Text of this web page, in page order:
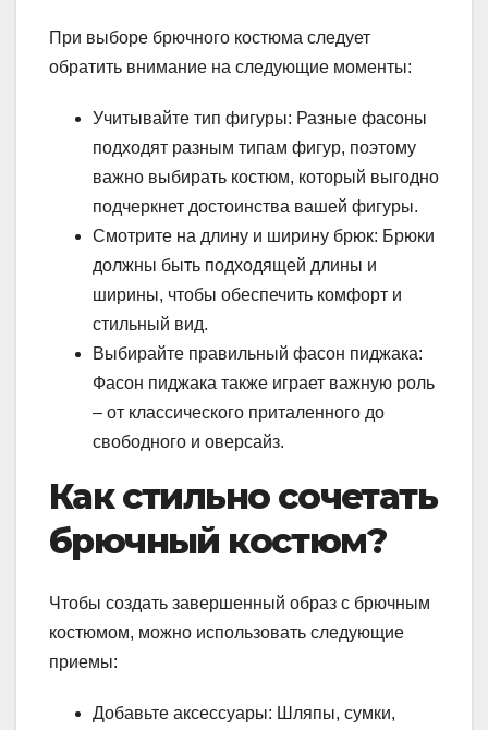
При выборе брючного костюма следует
обратить внимание на следующие моменты:
Учитывайте тип фигуры: Разные фасоны
подходят разным типам фигур, поэтому
важно выбирать костюм, который выгодно
подчеркнет достоинства вашей фигуры.
Смотрите на длину и ширину брюк: Брюки
должны быть подходящей длины и
ширины, чтобы обеспечить комфорт и
стильный вид.
Выбирайте правильный фасон пиджака:
Фасон пиджака также играет важную роль
– от классического приталенного до
свободного и оверсайз.
Как стильно сочетать
брючный костюм?
Чтобы создать завершенный образ с брючным
костюмом, можно использовать следующие
приемы:
Добавьте аксессуары: Шляпы, сумки,